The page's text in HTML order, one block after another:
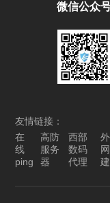
微信公众
友情链接：
在
线
ping
高防
服务
器
西部
数码
代理